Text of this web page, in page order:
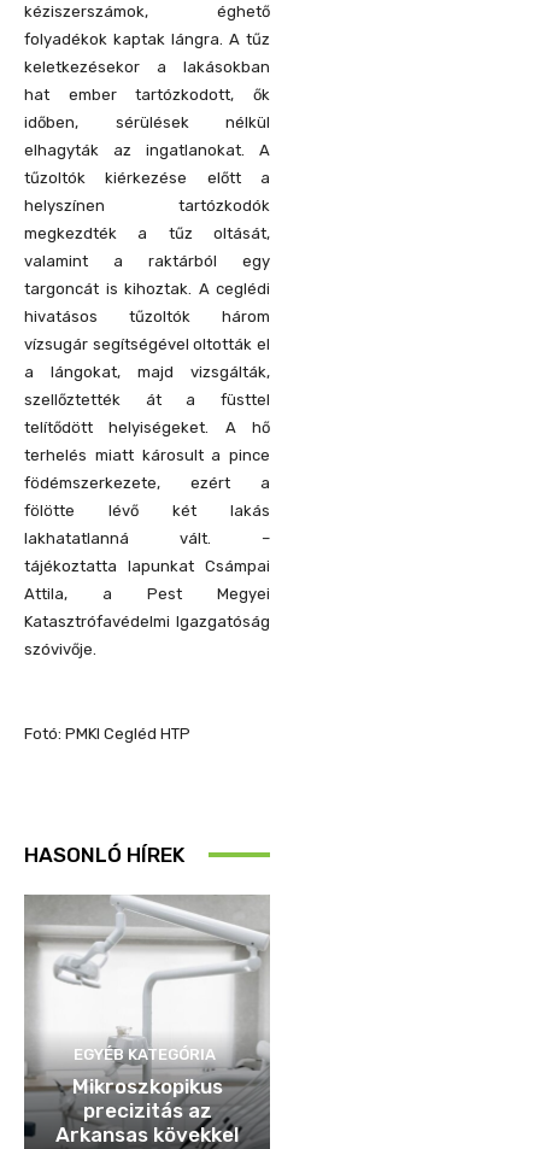
kéziszerszámok, éghető
folyadékok kaptak lángra. A tűz
keletkezésekor a lakásokban
hat ember tartózkodott, ők
időben, sérülések nélkül
elhagyták az ingatlanokat. A
tűzoltók kiérkezése előtt a
helyszínen tartózkodók
megkezdték a tűz oltását,
valamint a raktárból egy
targoncát is kihoztak. A ceglédi
hivatásos tűzoltók három
vízsugár segítségével oltották el
a lángokat, majd vizsgálták,
szellőztették át a füsttel
telítődött helyiségeket. A hő
terhelés miatt károsult a pince
födémszerkezete, ezért a
fölötte lévő két lakás
lakhatatlanná vált. –
tájékoztatta lapunkat Csámpai
Attila, a Pest Megyei
Katasztrófavédelmi Igazgatóság
szóvivője.
Fotó: PMKI Cegléd HTP
HASONLÓ HÍREK
EGYÉB KATEGÓRIA
Mikroszkopikus
precizitás az
Arkansas kövekkel